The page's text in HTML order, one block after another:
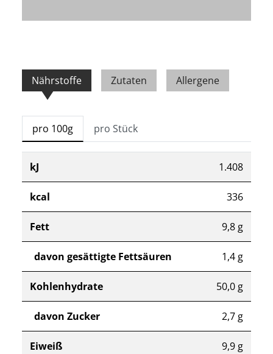
Nährstoffe Zutaten Allergene
pro 100g pro Stück
kJ 1.408
kcal 336
Fett 9,8 g
davon gesättigte Fettsäuren 1,4 g
Kohlenhydrate 50,0 g
davon Zucker 2,7 g
Eiweiß 9,9 g